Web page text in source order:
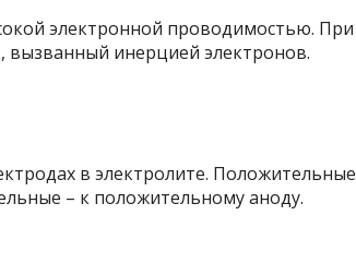
электронной проводимостью. При
вызванный инерцией электронов.
в электролите. Положительные
– к положительному аноду.